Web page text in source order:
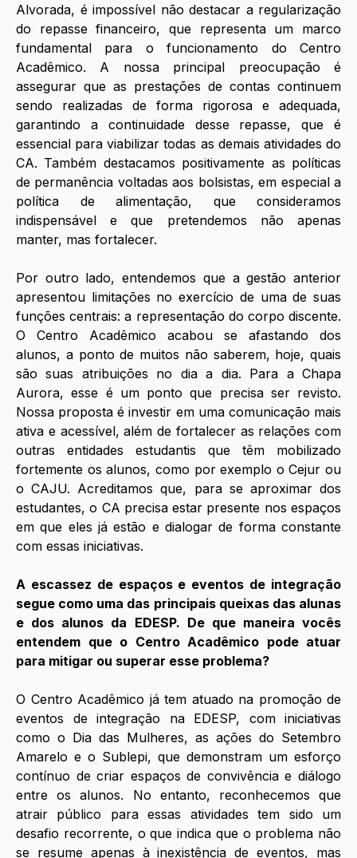
Alvorada, é impossível não destacar a regularização
do repasse financeiro, que representa um marco
fundamental para o funcionamento do Centro
Acadêmico. A nossa principal preocupação é
assegurar que as prestações de contas continuem
sendo realizadas de forma rigorosa e adequada,
garantindo a continuidade desse repasse, que é
essencial para viabilizar todas as demais atividades do
CA. Também destacamos positivamente as políticas
de permanência voltadas aos bolsistas, em especial a
política de alimentação, que consideramos
indispensável e que pretendemos não apenas
manter, mas fortalecer.
Por outro lado, entendemos que a gestão anterior
apresentou limitações no exercício de uma de suas
funções centrais: a representação do corpo discente.
O Centro Acadêmico acabou se afastando dos
alunos, a ponto de muitos não saberem, hoje, quais
são suas atribuições no dia a dia. Para a Chapa
Aurora, esse é um ponto que precisa ser revisto.
Nossa proposta é investir em uma comunicação mais
ativa e acessível, além de fortalecer as relações com
outras entidades estudantis que têm mobilizado
fortemente os alunos, como por exemplo o Cejur ou
o CAJU. Acreditamos que, para se aproximar dos
estudantes, o CA precisa estar presente nos espaços
em que eles já estão e dialogar de forma constante
com essas iniciativas.
A escassez de espaços e eventos de integração
segue como uma das principais queixas das alunas
e dos alunos da EDESP. De que maneira vocês
entendem que o Centro Acadêmico pode atuar
para mitigar ou superar esse problema?
O Centro Acadêmico já tem atuado na promoção de
eventos de integração na EDESP, com iniciativas
como o Dia das Mulheres, as ações do Setembro
Amarelo e o Sublepi, que demonstram um esforço
contínuo de criar espaços de convivência e diálogo
entre os alunos. No entanto, reconhecemos que
atrair público para essas atividades tem sido um
desafio recorrente, o que indica que o problema não
se resume apenas à inexistência de eventos, mas